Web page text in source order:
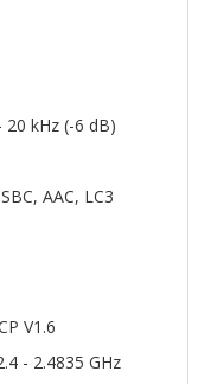
20 kHz (-6 dB)
AAC, LC3
V1.6
- 2.4835 GHz